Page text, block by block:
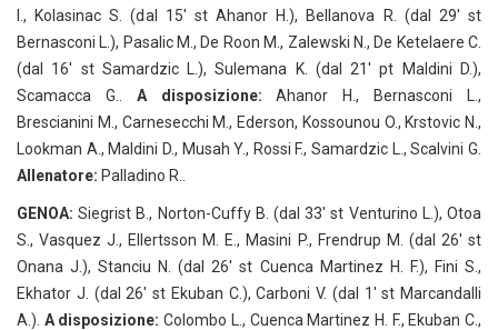
I., Kolasinac S. (dal 15′ st Ahanor H.), Bellanova R. (dal 29′ st
Bernasconi L.), Pasalic M., De Roon M., Zalewski N., De Ketelaere C.
(dal 16′ st Samardzic L.), Sulemana K. (dal 21′ pt Maldini D.),
Scamacca G.. A disposizione: Ahanor H., Bernasconi L.,
Brescianini M., Carnesecchi M., Ederson, Kossounou O., Krstovic N.,
Lookman A., Maldini D., Musah Y., Rossi F., Samardzic L., Scalvini G.
Allenatore: Palladino R..
GENOA: Siegrist B., Norton-Cuffy B. (dal 33′ st Venturino L.), Otoa
S., Vasquez J., Ellertsson M. E., Masini P., Frendrup M. (dal 26′ st
Onana J.), Stanciu N. (dal 26′ st Cuenca Martinez H. F.), Fini S.,
Ekhator J. (dal 26′ st Ekuban C.), Carboni V. (dal 1′ st Marcandalli
A.). A disposizione: Colombo L., Cuenca Martinez H. F., Ekuban C.,